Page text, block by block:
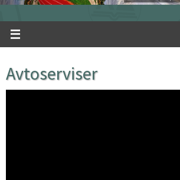
Avtoserviser